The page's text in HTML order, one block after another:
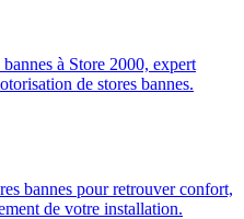
à Store 2000, expert
de stores bannes.
bannes pour retrouver confort,
de votre installation.